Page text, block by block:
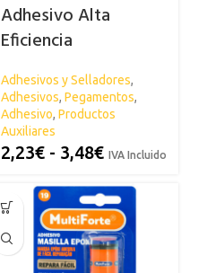
Adhesivo Alta
Eficiencia
MULTIFORTE
Adhesivos y Selladores,
Adhesivos, Pegamentos,
Adhesivo, Productos
Auxiliares
2,23€ - 3,48€ IVA Incluido